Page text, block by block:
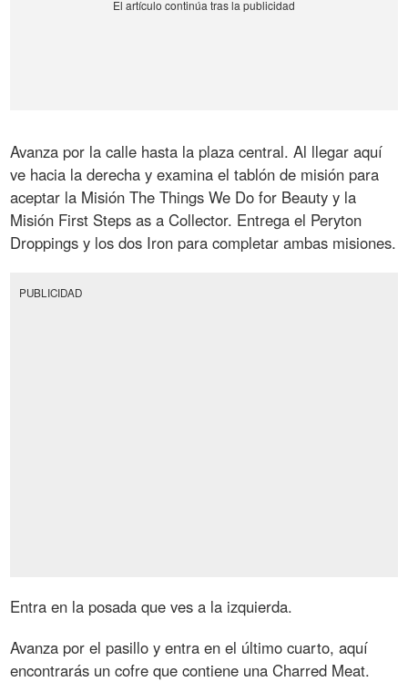
Avanza por la calle hasta la plaza central. Al llegar aquí
ve hacia la derecha y examina el tablón de misión para
aceptar la Misión The Things We Do for Beauty y la
Misión First Steps as a Collector. Entrega el Peryton
Droppings y los dos Iron para completar ambas misiones.
PUBLICIDAD
Entra en la posada que ves a la izquierda.
Avanza por el pasillo y entra en el último cuarto, aquí
encontrarás un cofre que contiene una Charred Meat.